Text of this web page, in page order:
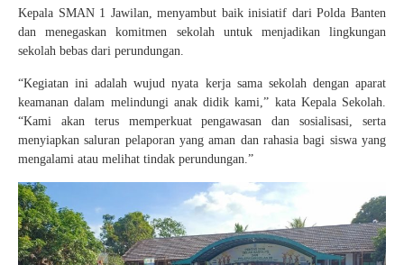
Kepala SMAN 1 Jawilan, menyambut baik inisiatif dari Polda Banten
dan menegaskan komitmen sekolah untuk menjadikan lingkungan
sekolah bebas dari perundungan.
“Kegiatan ini adalah wujud nyata kerja sama sekolah dengan aparat
keamanan dalam melindungi anak didik kami,” kata Kepala Sekolah.
“Kami akan terus memperkuat pengawasan dan sosialisasi, serta
menyiapkan saluran pelaporan yang aman dan rahasia bagi siswa yang
mengalami atau melihat tindak perundungan.”